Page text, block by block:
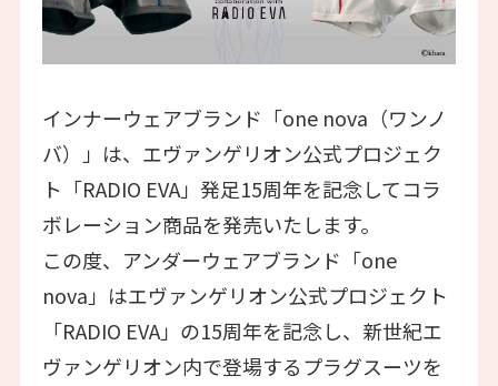
インナーウェアブランド「one nova（ワンノ
バ）」は、エヴァンゲリオン公式プロジェク
ト「RADIO EVA」発足15周年を記念してコラ
ボレーション商品を発売いたします。
この度、アンダーウェアブランド「one
nova」はエヴァンゲリオン公式プロジェクト
「RADIO EVA」の15周年を記念し、新世紀エ
ヴァンゲリオン内で登場するプラグスーツを